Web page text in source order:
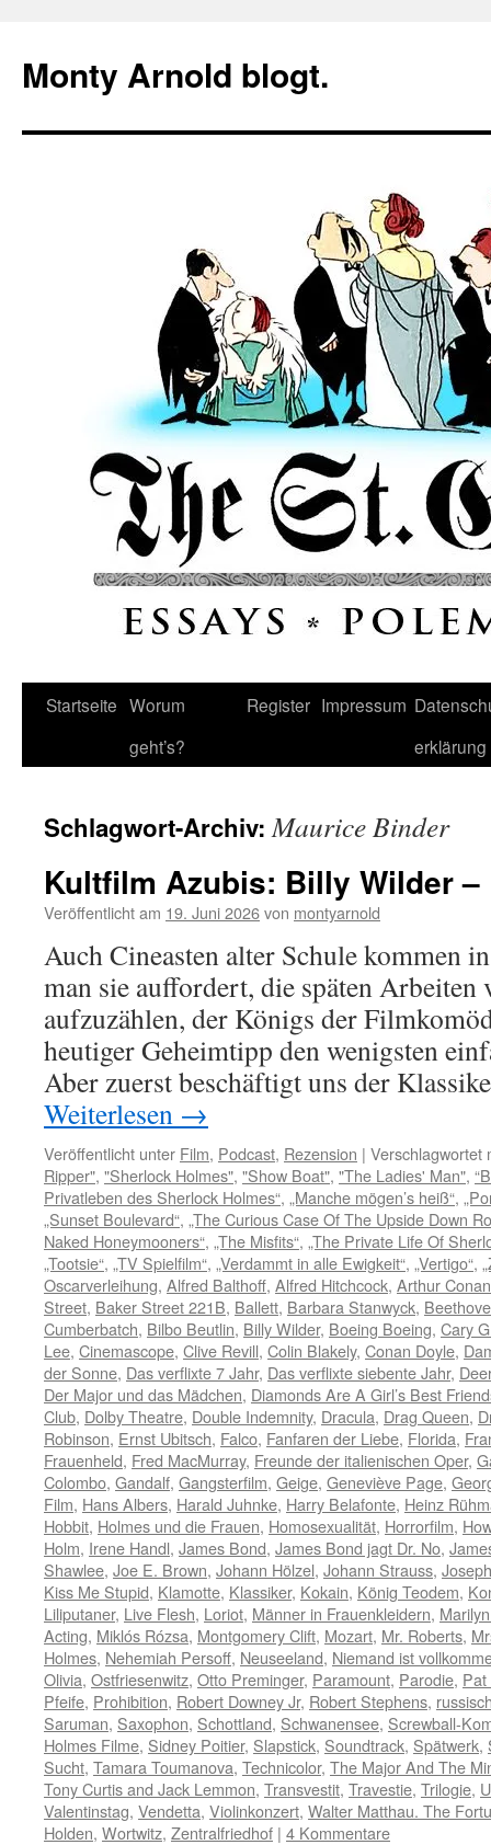
springen
Monty Arnold blogt.
Startseite Worum
geht’s?
Register Impressum
erklärung
Schlagwort-Archiv:Maurice Binder
Kultfilm Azubis: Billy Wilder –
Veröffentlicht am 19. Juni 2026von montyarnold
Auch Cineasten alter Schule kommen
man sie auffordert, die späten
aufzuzählen, der Königs der
heutiger Geheimtipp den wenigsten
Aber zuerst beschäftigt uns der
Weiterlesen →
Veröffentlicht unter Film, Podcast, Rezension | Verschlagwortet
Ripper", "Sherlock Holmes", "Show Boat", "The Ladies' Man",
Privatleben des Sherlock Holmes“, „Manche mögen’s heiß“,
„Sunset Boulevard“, „The Curious Case Of The Upside Down
Naked Honeymooners“, „The Misfits“, „The Private Life Of
„Tootsie“, „TV Spielfilm“, „Verdammt in alle Ewigkeit“, „Vertigo“,
Oscarverleihung, Alfred Balthoff, Alfred Hitchcock, Arthur
Street, Baker Street 221B, Ballett, Barbara Stanwyck,
Cumberbatch, Bilbo Beutlin, Billy Wilder, Boeing Boeing, Cary
Lee, Cinemascope, Clive Revill, Colin Blakely, Conan Doyle,
der Sonne, Das verflixte 7 Jahr, Das verflixte siebente Jahr,
Der Major und das Mädchen, Diamonds Are A Girl’s Best
Club, Dolby Theatre, Double Indemnity, Dracula, Drag Queen,
Robinson, Ernst Ubitsch, Falco, Fanfaren der Liebe, Florida,
Frauenheld, Fred MacMurray, Freunde der italienischen Oper,
Colombo, Gandalf, Gangsterfilm, Geige, Geneviève Page,
Film, Hans Albers, Harald Juhnke, Harry Belafonte, Heinz
Hobbit, Holmes und die Frauen, Homosexualität, Horrorfilm,
Holm, Irene Handl, James Bond, James Bond jagt Dr. No,
Shawlee, Joe E. Brown, Johann Hölzel, Johann Strauss,
Kiss Me Stupid, Klamotte, Klassiker, Kokain, König Teodem,
Liliputaner, Live Flesh, Loriot, Männer in Frauenkleidern,
Acting, Miklós Rózsa, Montgomery Clift, Mozart, Mr. Roberts,
Holmes, Nehemiah Persoff, Neuseeland, Niemand ist
Olivia, Ostfriesenwitz, Otto Preminger, Paramount, Parodie,
Pfeife, Prohibition, Robert Downey Jr, Robert Stephens,
Saruman, Saxophon, Schottland, Schwanensee, Screwball-
Holmes Filme, Sidney Poitier, Slapstick, Soundtrack, Spätwerk,
Sucht, Tamara Toumanova, Technicolor, The Major And The
Tony Curtis and Jack Lemmon, Transvestit, Travestie, Trilogie,
Valentinstag, Vendetta, Violinkonzert, Walter Matthau. The
Holden, Wortwitz, Zentralfriedhof | 4 Kommentare